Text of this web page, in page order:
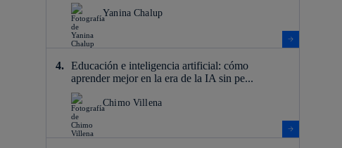
Yanina Chalup
Educación e inteligencia artificial: cómo
aprender mejor en la era de la IA sin pe...
Chimo Villena